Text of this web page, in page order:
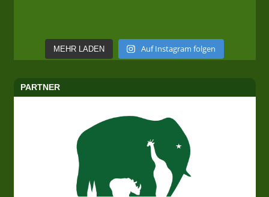
MEHR LADEN Auf Instagram folgen
PARTNER